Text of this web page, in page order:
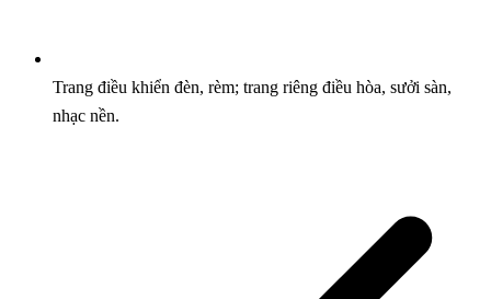
Trang điều khiển đèn, rèm; trang riêng điều hòa, sưởi sàn,
nhạc nền.